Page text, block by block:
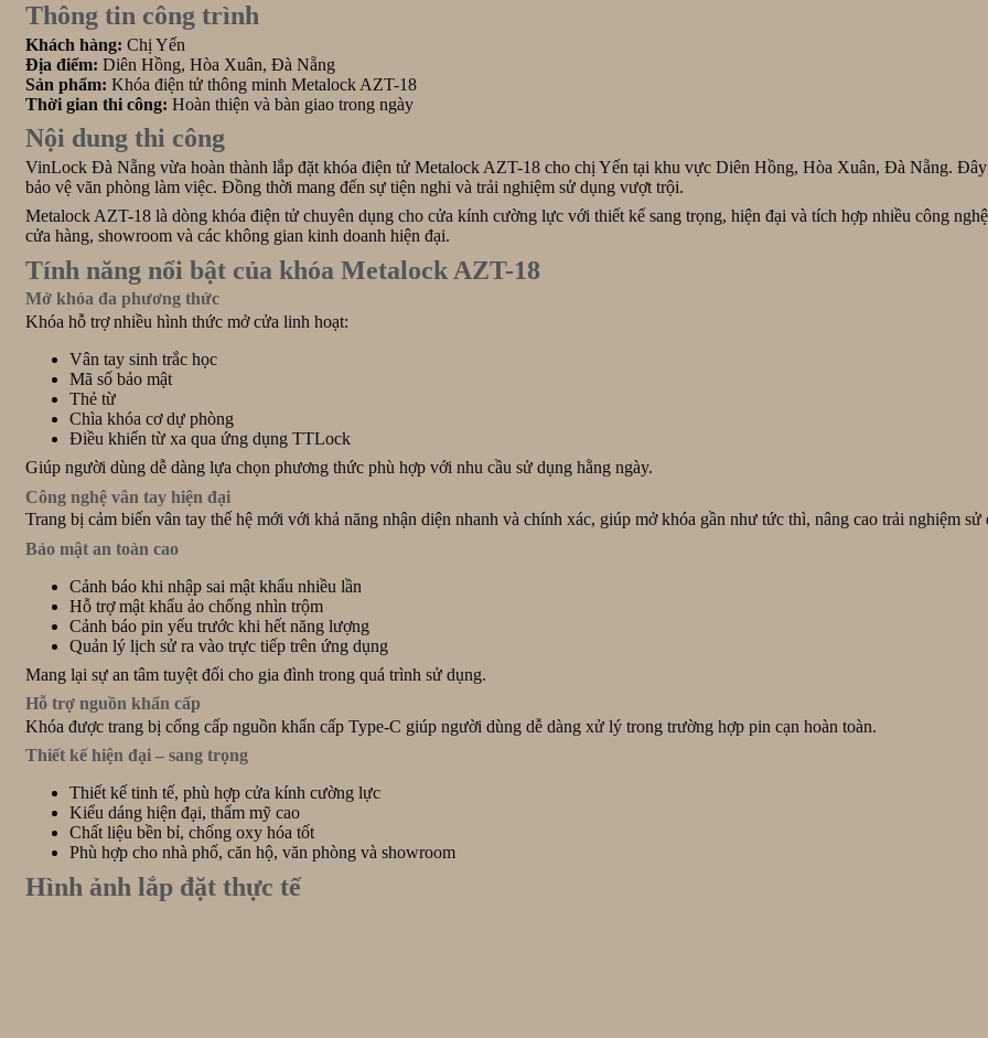
Thông tin công trình
Khách hàng: Chị Yến
Địa điểm: Diên Hồng, Hòa Xuân, Đà Nẵng
Sản phẩm: Khóa điện tử thông minh Metalock AZT-18
Thời gian thi công: Hoàn thiện và bàn giao trong ngày
Nội dung thi công
VinLock Đà Nẵng vừa hoàn thành lắp đặt khóa điện tử Metalock AZT-18 cho chị Yến tại khu vực Diên Hồng, Hòa Xuân, Đà Nẵng.
bảo vệ văn phòng làm việc. Đồng thời mang đến sự tiện nghi và trải nghiệm sử dụng vượt trội.
Metalock AZT-18 là dòng khóa điện tử chuyên dụng cho cửa kính cường lực với thiết kế sang trọng, hiện đại và tích hợp nhiều công
cửa hàng, showroom và các không gian kinh doanh hiện đại.
Tính năng nổi bật của khóa Metalock AZT-18
Mở khóa đa phương thức
Khóa hỗ trợ nhiều hình thức mở cửa linh hoạt:
Vân tay sinh trắc học
Mã số bảo mật
Thẻ từ
Chìa khóa cơ dự phòng
Điều khiển từ xa qua ứng dụng TTLock
Giúp người dùng dễ dàng lựa chọn phương thức phù hợp với nhu cầu sử dụng hằng ngày.
Công nghệ vân tay hiện đại
Trang bị cảm biến vân tay thế hệ mới với khả năng nhận diện nhanh và chính xác, giúp mở khóa gần như tức thì, nâng cao trải nghiệm sử
Bảo mật an toàn cao
Cảnh báo khi nhập sai mật khẩu nhiều lần
Hỗ trợ mật khẩu ảo chống nhìn trộm
Cảnh báo pin yếu trước khi hết năng lượng
Quản lý lịch sử ra vào trực tiếp trên ứng dụng
Mang lại sự an tâm tuyệt đối cho gia đình trong quá trình sử dụng.
Hỗ trợ nguồn khẩn cấp
Khóa được trang bị cổng cấp nguồn khẩn cấp Type-C giúp người dùng dễ dàng xử lý trong trường hợp pin cạn hoàn toàn.
Thiết kế hiện đại – sang trọng
Thiết kế tinh tế, phù hợp cửa kính cường lực
Kiểu dáng hiện đại, thẩm mỹ cao
Chất liệu bền bỉ, chống oxy hóa tốt
Phù hợp cho nhà phố, căn hộ, văn phòng và showroom
Hình ảnh lắp đặt thực tế